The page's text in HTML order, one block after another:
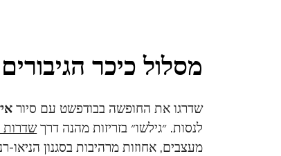
מסלול כיכר הגיבורים
שדרגו את החופשה בבודפשט עם סיור
לנסות. ״גילשו״ בזריזות מהנה דרךשדרות
מעצבים, אחוזות מרהיבות בסגנון הניאו-